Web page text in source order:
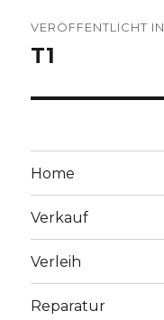
VERÖFFENTLICHT IN
T1
Home
Verkauf
Verleih
Reparatur